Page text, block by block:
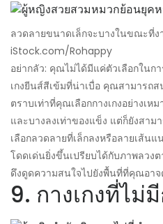
ลวดลายขนาดเล็กจะบางในขณะที่
iStock.com/Rohappy
อย่ากลัว: คุณไม่ได้มีแค่ตัวเลือกในก
เกงยีนส์สีเข้มที่น่าเบื่อ คุณสามารถ
ตราบเท่าที่คุณเลือกกางเกงอย่างเ
และบางลงเท่าของแข็ง แต่ก็ยังสา
เลือกลวดลายที่เล็กลงหรือลายเส้น
โดดเด่นยิ่งขึ้นเปรียบได้กับภาพลว
ดึงดูดความสนใจไปยังพื้นที่ที่คุณอา
9. กางเกงที่ไม่